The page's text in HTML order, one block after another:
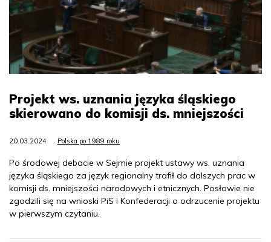
Projekt ws. uznania języka śląskiego
skierowano do komisji ds. mniejszości
20.03.2024 Polska po 1989 roku
Po środowej debacie w Sejmie projekt ustawy ws. uznania
języka śląskiego za język regionalny trafił do dalszych prac w
komisji ds. mniejszości narodowych i etnicznych. Posłowie nie
zgodzili się na wnioski PiS i Konfederacji o odrzucenie projektu
w pierwszym czytaniu.